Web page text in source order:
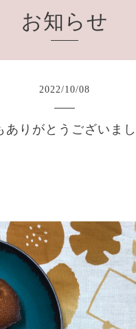
お知らせ
2022/10/08
ありがとうございま